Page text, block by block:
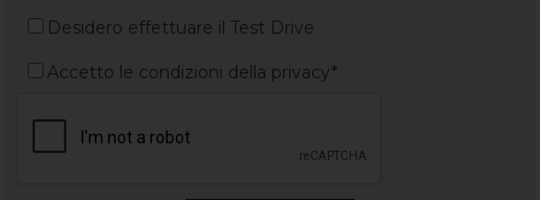
Desidero effettuare il Test Drive
Accetto le condizioni della privacy*